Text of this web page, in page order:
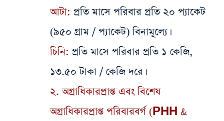
​আটা: প্রতি মাসে পরিবার প্রতি ২০ প্যাকেট
(৯৫০ গ্রাম / প্যাকেট) বিনামূল্যে।
​চিনি: প্রতি মাসে পরিবার প্রতি ১ কেজি,
১৩.৫০ টাকা / কেজি দরে।
​২. অগ্রাধিকারপ্রাপ্ত এবং বিশেষ
অগ্রাধিকারপ্রাপ্ত পরিবারবর্গ (PHH &